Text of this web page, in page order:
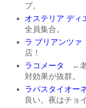
プ。
オステリア ディ
全員集合。
ラ ブリアンツァ
店！
ラコメータ ←老
対効果が抜群。
ラパスタイオー
良い。夜はチョ